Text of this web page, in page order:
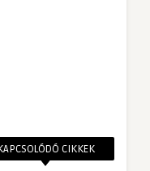
CIKKEK